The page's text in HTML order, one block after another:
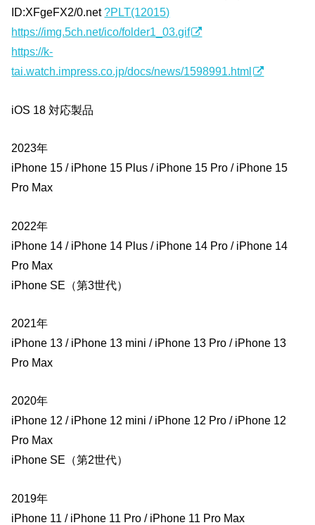
ID:XFgeFX2/0.net?PLT(12015)
https://img.5ch.net/ico/folder1_03.gif
https://k-
tai.watch.impress.co.jp/docs/news/1598991.html
iOS 18 対応製品
2023年
iPhone 15 / iPhone 15 Plus / iPhone 15 Pro / iPhone 15
Pro Max
2022年
iPhone 14 / iPhone 14 Plus / iPhone 14 Pro / iPhone 14
Pro Max
iPhone SE（第3世代）
2021年
iPhone 13 / iPhone 13 mini / iPhone 13 Pro / iPhone 13
Pro Max
2020年
iPhone 12 / iPhone 12 mini / iPhone 12 Pro / iPhone 12
Pro Max
iPhone SE（第2世代）
2019年
iPhone 11 / iPhone 11 Pro / iPhone 11 Pro Max